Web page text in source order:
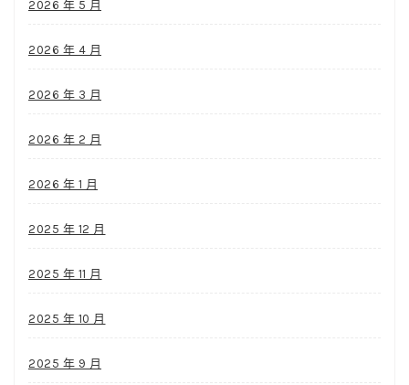
2026 年 5 月
2026 年 4 月
2026 年 3 月
2026 年 2 月
2026 年 1 月
2025 年 12 月
2025 年 11 月
2025 年 10 月
2025 年 9 月